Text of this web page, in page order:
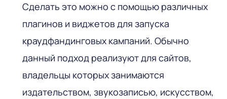
Сделать это можно с помощью различных
плагинов и виджетов для запуска
краудфандинговых кампаний. Обычно
данный подход реализуют для сайтов,
владельцы которых занимаются
издательством, звукозаписью, искусством,